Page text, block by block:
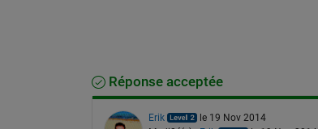
Réponse acceptée
Erik
le 19 Nov 2014